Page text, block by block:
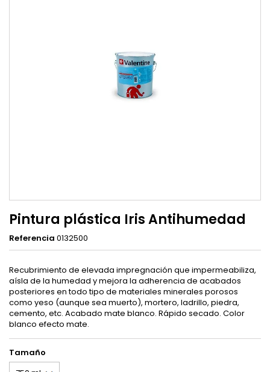
Pintura plástica Iris Antihumedad
Referencia 0132500
Recubrimiento de elevada impregnación que impermeabiliza,
aísla de la humedad y mejora la adherencia de acabados
posteriores en todo tipo de materiales minerales porosos
como yeso (aunque sea muerto), mortero, ladrillo, piedra,
cemento, etc. Acabado mate blanco. Rápido secado. Color
blanco efecto mate.
Tamaño